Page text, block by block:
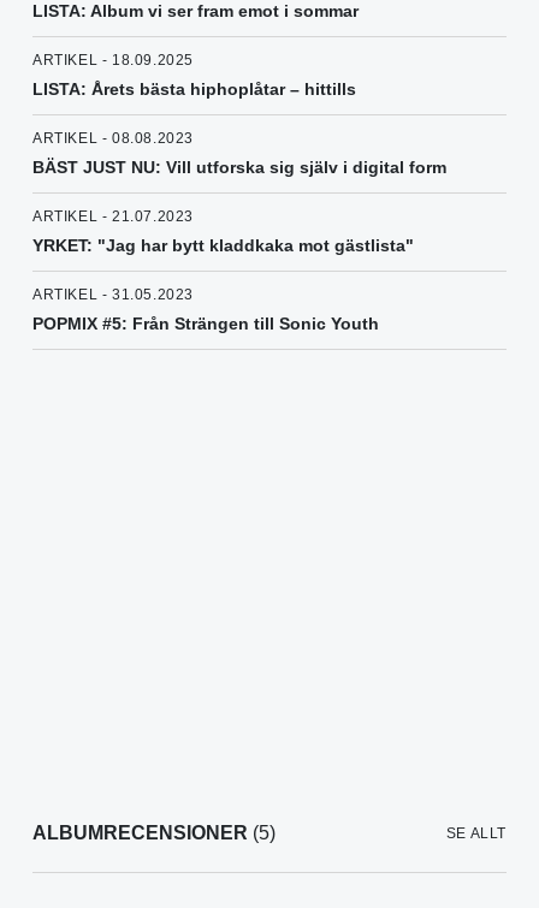
LISTA: Album vi ser fram emot i sommar
ARTIKEL - 18.09.2025
LISTA: Årets bästa hiphoplåtar – hittills
ARTIKEL - 08.08.2023
BÄST JUST NU: Vill utforska sig själv i digital form
ARTIKEL - 21.07.2023
YRKET: "Jag har bytt kladdkaka mot gästlista"
ARTIKEL - 31.05.2023
POPMIX #5: Från Strängen till Sonic Youth
ALBUMRECENSIONER (5) SE ALLT